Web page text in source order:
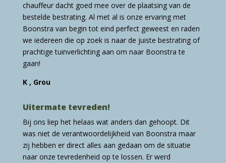
chauffeur dacht goed mee over de plaatsing van de
bestelde bestrating. Al met al is onze ervaring met
Boonstra van begin tot eind perfect geweest en raden
we iedereen die op zoek is naar de juiste bestrating of
prachtige tuinverlichting aan om naar Boonstra te
gaan!
K , Grou
Uitermate tevreden!
Bij ons liep het helaas wat anders dan gehoopt. Dit
was niet de verantwoordelijkheid van Boonstra maar
zij hebben er direct alles aan gedaan om de situatie
naar onze tevredenheid op te lossen. Er werd